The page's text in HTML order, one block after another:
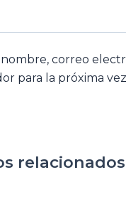
correo
para la próxima
relacionados